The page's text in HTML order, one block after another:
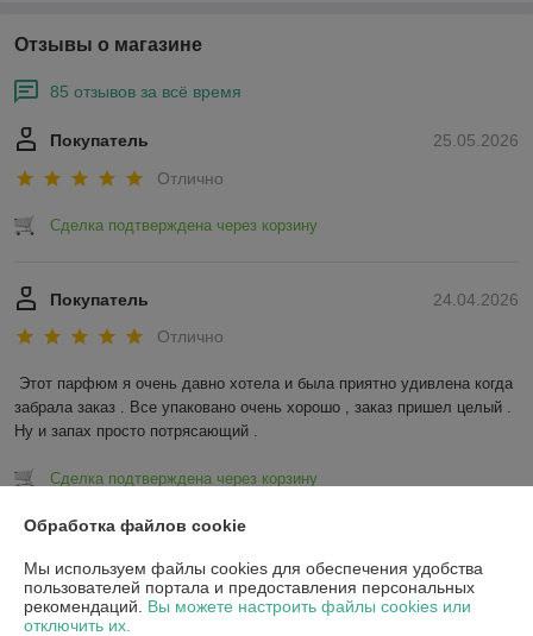
Отзывы о магазине
85 отзывов за всё время
25.05.2026
Покупатель
Отлично
Сделка подтверждена через корзину
24.04.2026
Покупатель
Отлично
Этот парфюм я очень давно хотела и была приятно удивлена когда
забрала заказ . Все упаковано очень хорошо , заказ пришел целый .
Ну и запах просто потрясающий .
Сделка подтверждена через корзину
Показать все отзывы
О нас
Обработка файлов cookie
Мы используем файлы cookies для обеспечения удобства
пользователей портала и предоставления персональных
рекомендаций. Вы можете настроить файлы cookies или
отключить их.